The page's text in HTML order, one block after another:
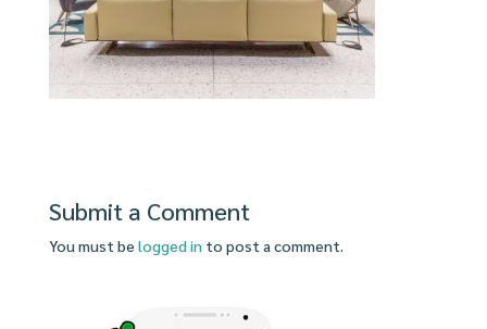
Submit a Comment
You must be logged in to post a comment.